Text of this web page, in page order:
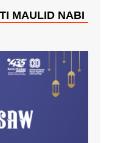
MAULID NABI